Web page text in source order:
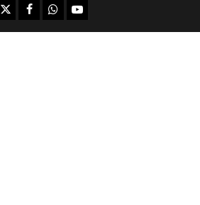
https://x.com
facebook.com
https:/whatsapp.com/
Youtube.com